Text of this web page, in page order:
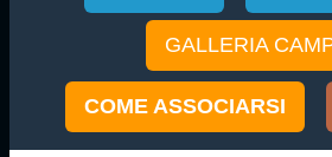
GALLERIA
COME ASSOCIARSI